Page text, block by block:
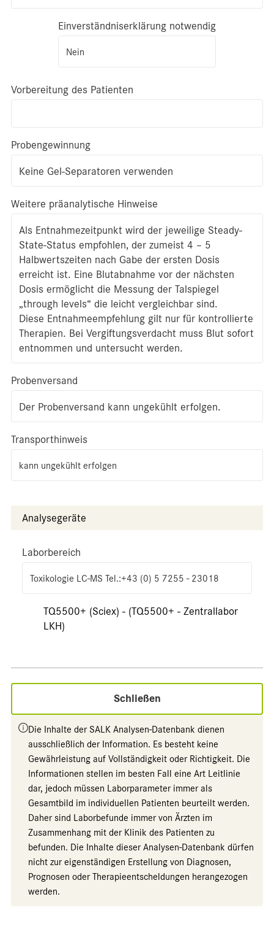
Einverständniserklärung notwendig
Nein
Vorbereitung des Patienten
Probengewinnung
Keine Gel-Separatoren verwenden
Weitere präanalytische Hinweise
Als Entnahmezeitpunkt wird der jeweilige Steady-
State-Status empfohlen, der zumeist 4 – 5
Halbwertszeiten nach Gabe der ersten Dosis
erreicht ist. Eine Blutabnahme vor der nächsten
Dosis ermöglicht die Messung der Talspiegel
„through levels“ die leicht vergleichbar sind.
Diese Entnahmeempfehlung gilt nur für kontrollierte
Therapien. Bei Vergiftungsverdacht muss Blut sofort
entnommen und untersucht werden.
Probenversand
Der Probenversand kann ungekühlt erfolgen.
Transporthinweis
kann ungekühlt erfolgen
Analysegeräte
Laborbereich
Toxikologie LC-MS Tel.:+43 (0) 5 7255 - 23018
TQ5500+ (Sciex) - (TQ5500+ - Zentrallabor
LKH)
Schließen
Die Inhalte der SALK Analysen-Datenbank dienen
ausschließlich der Information. Es besteht keine
Gewährleistung auf Vollständigkeit oder Richtigkeit. Die
Informationen stellen im besten Fall eine Art Leitlinie
dar, jedoch müssen Laborparameter immer als
Gesamtbild im individuellen Patienten beurteilt werden.
Daher sind Laborbefunde immer von Ärzten im
Zusammenhang mit der Klinik des Patienten zu
befunden. Die Inhalte dieser Analysen-Datenbank dürfen
nicht zur eigenständigen Erstellung von Diagnosen,
Prognosen oder Therapieentscheldungen herangezogen
werden.